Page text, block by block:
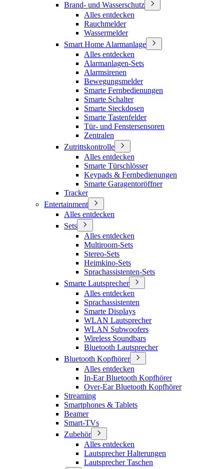
Brand- und Wasserschutz
Alles entdecken
Rauchmelder
Wassermelder
Smart Home Alarmanlage
Alles entdecken
Alarmanlagen-Sets
Alarmsirenen
Bewegungsmelder
Smarte Fernbedienungen
Smarte Schalter
Smarte Steckdosen
Smarte Tastenfelder
Tür- und Fenstersensoren
Zentralen
Zutrittskontrolle
Alles entdecken
Smarte Türschlösser
Keypads & Fernbedienungen
Smarte Garagentoröffner
Tracker
Entertainment
Alles entdecken
Sets
Alles entdecken
Multiroom-Sets
Stereo-Sets
Heimkino-Sets
Sprachassistenten-Sets
Smarte Lautsprecher
Alles entdecken
Sprachassistenten
Smarte Displays
WLAN Lautsprecher
WLAN Subwoofers
Wireless Soundbars
Bluetooth Lautsprecher
Bluetooth Kopfhörer
Alles entdecken
In-Ear Bluetooth Kopfhörer
Over-Ear Bluetooth Kopfhörer
Streaming
Smartphones & Tablets
Beamer
Smart-TVs
Zubehör
Alles entdecken
Lautsprecher Halterungen
Lautsprecher Taschen